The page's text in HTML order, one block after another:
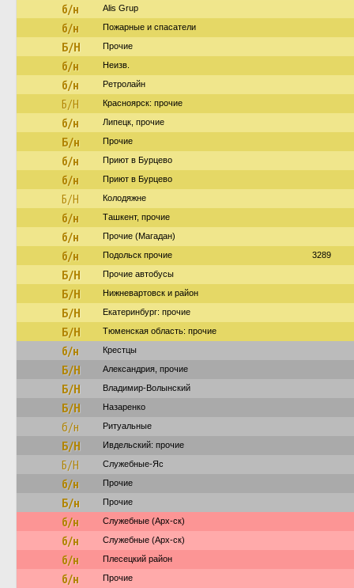
б/н Alis Grup
б/н Пожарные и спасатели
Б/Н Прочие
б/н Неизв.
б/н Ретролайн
Б/Н Красноярск: прочие
б/н Липецк, прочие
Б/н Прочие
б/н Приют в Бурцево
б/н Приют в Бурцево
Б/Н Колодяжне
б/н Ташкент, прочие
б/н Прочие (Магадан)
б/н Подольск прочие 3289
Б/Н Прочие автобусы
Б/Н Нижневартовск и район
Б/Н Екатеринбург: прочие
Б/Н Тюменская область: прочие
б/н Крестцы
Б/Н Александрия, прочие
Б/Н Владимир-Волынский
Б/Н Назаренко
б/н Ритуальные
Б/Н Ивдельский: прочие
Б/Н Служебные-Яс
б/н Прочие
Б/н Прочие
б/н Служебные (Арх-ск)
б/н Служебные (Арх-ск)
б/н Плесецкий район
б/н Прочие